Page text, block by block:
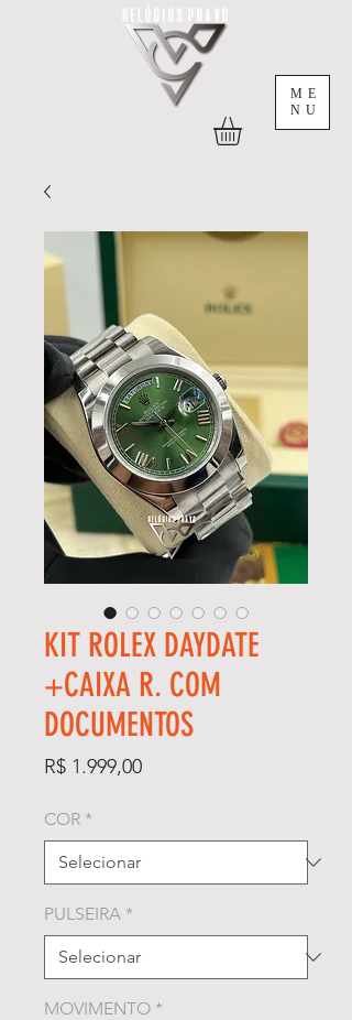
ME
NU
KIT ROLEX DAYDATE
+CAIXA R. COM
DOCUMENTOS
R$ 1.999,00Preço
COR *
PULSEIRA *
MOVIMENTO *